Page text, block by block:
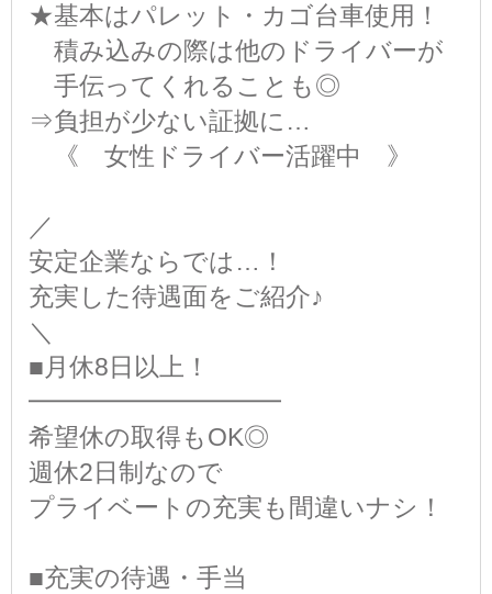
★基本はパレット・カゴ台車使用！
積み込みの際は他のドライバーが
手伝ってくれることも◎
⇒負担が少ない証拠に…
《 女性ドライバー活躍中 》
／
安定企業ならでは…！
充実した待遇面をご紹介♪
＼
■月休8日以上！
━━━━━━━━━━
希望休の取得もOK◎
週休2日制なので
プライベートの充実も間違いナシ！
■充実の待遇・手当